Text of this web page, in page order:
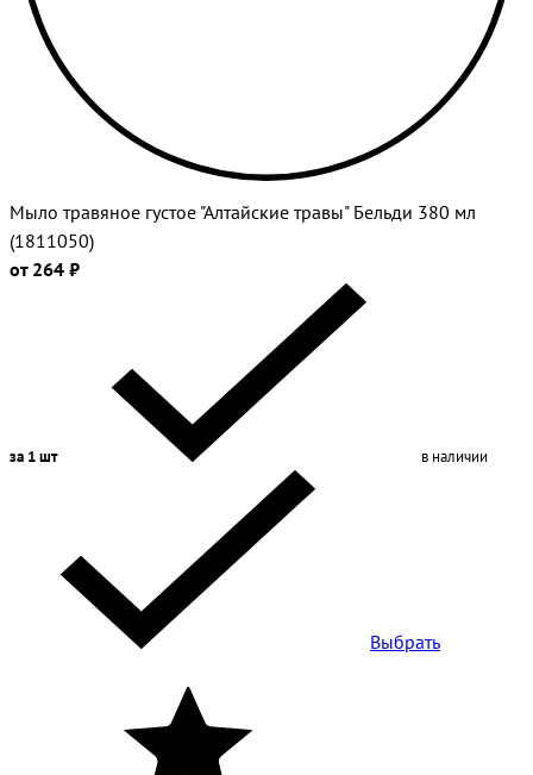
Мыло травяное густое "Алтайские травы" Бельди 380 мл
(1811050)
от 264 ₽
за 1 шт в наличии
Выбрать